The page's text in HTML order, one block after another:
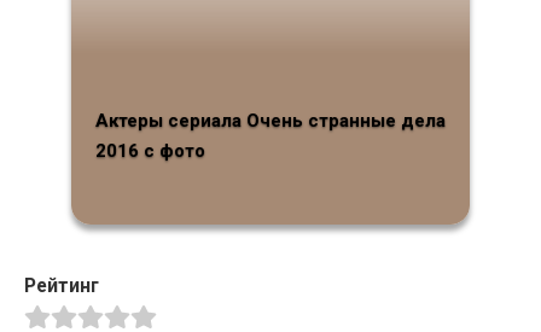
Актеры сериала Очень странные дела
2016 с фото
Рейтинг